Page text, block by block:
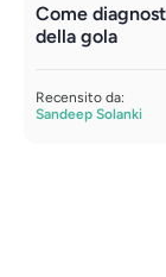
Come
della gola
Recensito da:
Sandeep Solanki